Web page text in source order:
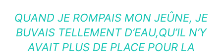
QUAND JE ROMPAIS MON JEÛNE, JE
BUVAIS TELLEMENT D’EAU,QU’IL N’Y
AVAIT PLUS DE PLACE POUR LA